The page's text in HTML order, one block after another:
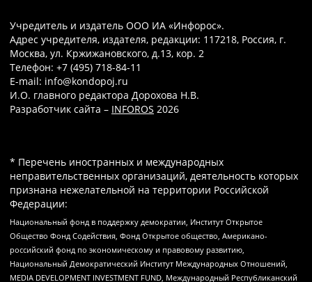
Учредитель и издатель ООО ИА «Инфорос».
Адрес учредителя, издателя, редакции: 117218, Россия, г.
Москва, ул. Кржижановского, д.13, кор. 2
Телефон: +7 (495) 718-84-11
E-mail: info@kondopoj.ru
И.О. главного редактора Дорохова Н.В.
Разработчик сайта – INFOROS 2026
* Перечень иностранных и международных
неправительственных организаций, деятельность которых
признана нежелательной на территории Российской
Федерации:
Национальный фонд в поддержку демократии, Институт Открытое
Общество Фонд Содействия, Фонд Открытое общество, Американо-
российский фонд по экономическому и правовому развитию,
Национальный Демократический Институт Международных Отношений,
MEDIA DEVELOPMENT INVESTMENT FUND, Международный Республиканский